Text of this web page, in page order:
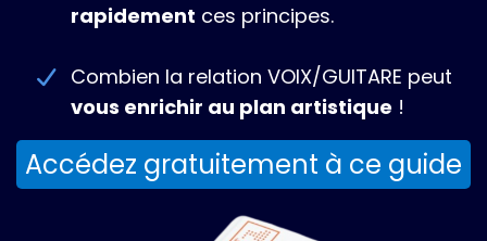
rapidement ces principes.
Combien la relation VOIX/GUITARE peut
vous enrichir au plan artistique !
Accédez gratuitement à ce guide